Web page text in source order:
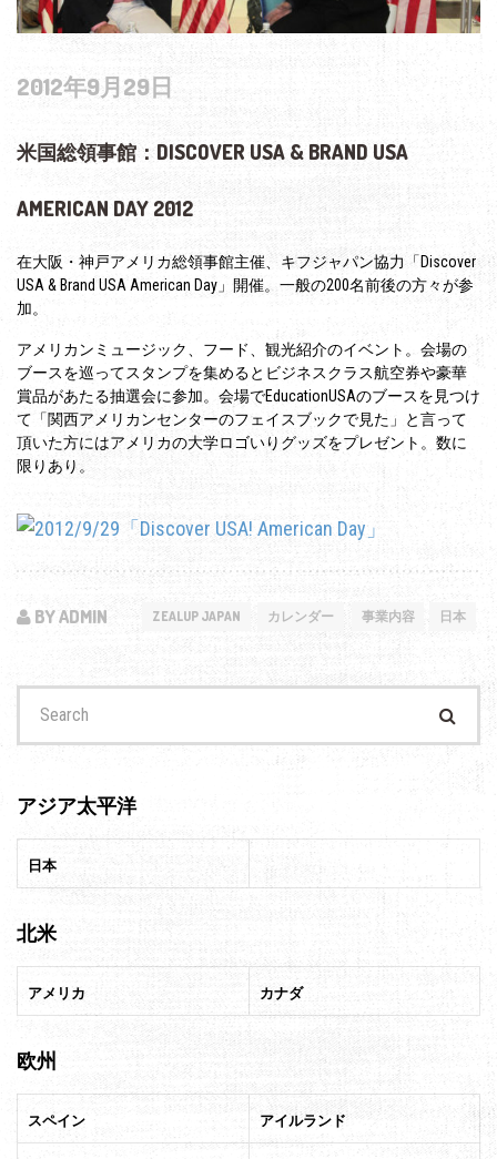
2012年9月29日
米国総領事館：DISCOVER USA & BRAND USA
AMERICAN DAY 2012
在大阪・神戸アメリカ総領事館主催、キフジャパン協力「Discover
USA & Brand USA American Day」開催。一般の200名前後の方々が参
加。
アメリカンミュージック、フード、観光紹介のイベント。会場の
ブースを巡ってスタンプを集めるとビジネスクラス航空券や豪華
賞品があたる抽選会に参加。会場でEducationUSAのブースを見つけ
て「関西アメリカンセンターのフェイスブックで見た」と言って
頂いた方にはアメリカの大学ロゴいりグッズをプレゼント。数に
限りあり。
BY ADMIN ZEALUP JAPAN カレンダー 事業内容 日本
アジア太平洋
日本
北米
アメリカ カナダ
欧州
スペイン アイルランド